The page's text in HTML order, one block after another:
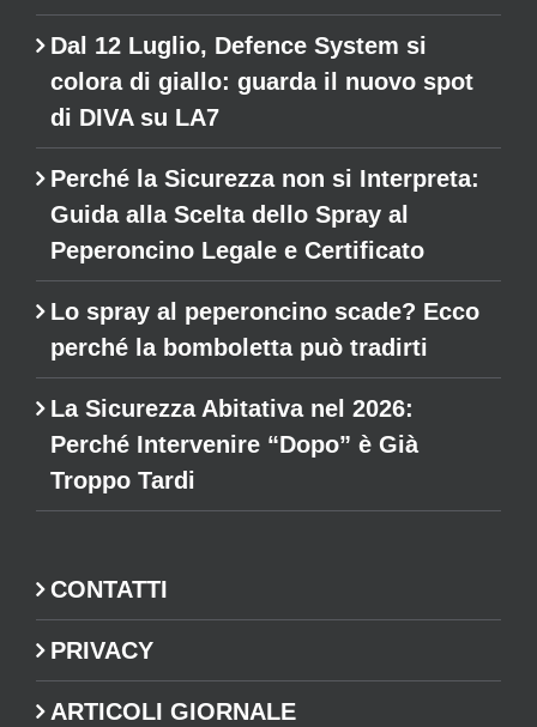
Dal 12 Luglio, Defence System si
colora di giallo: guarda il nuovo spot
di DIVA su LA7
Perché la Sicurezza non si Interpreta:
Guida alla Scelta dello Spray al
Peperoncino Legale e Certificato
Lo spray al peperoncino scade? Ecco
perché la bomboletta può tradirti
La Sicurezza Abitativa nel 2026:
Perché Intervenire “Dopo” è Già
Troppo Tardi
CONTATTI
PRIVACY
ARTICOLI GIORNALE